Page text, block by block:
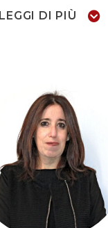
LEGGI DI PIÙ